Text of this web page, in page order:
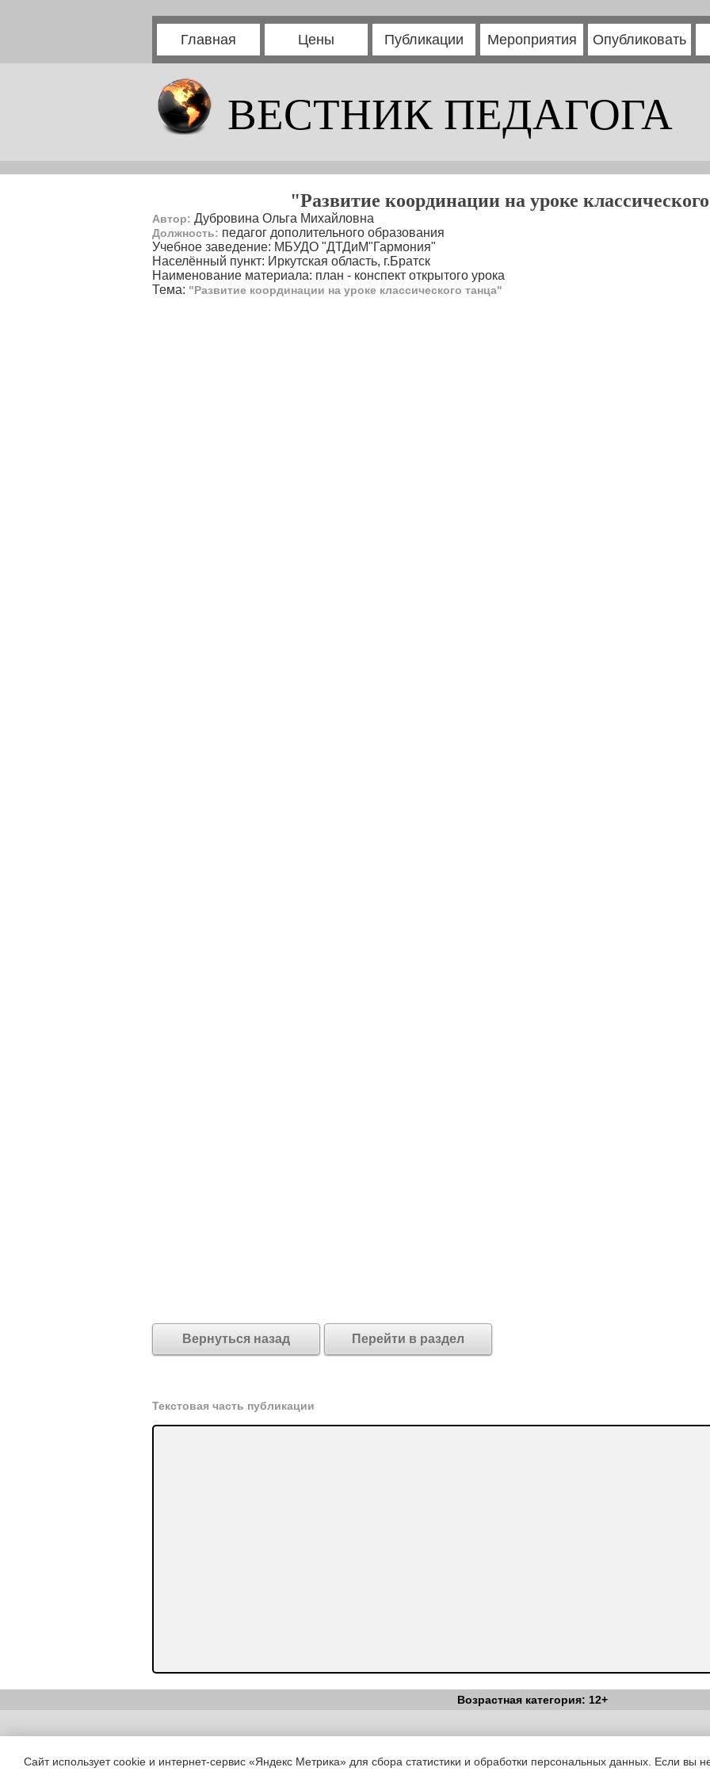
Главная Цены Публикации Мероприятия Опубликовать
ВЕСТНИК ПЕДАГОГА
"Развитие координации на уроке
Автор: Дубровина Ольга Михайловна
Должность: педагог дополительного образования
Учебное заведение: МБУДО "ДТДиМ"Гармония"
Населённый пункт: Иркутская область, г.Братск
Наименование материала: план - конспект открытого урока
Тема: "Развитие координации на уроке классического танца"
Вернуться назад Перейти в раздел
Текстовая часть публикации
Возрастная категория: 12+
Copyright (c) |Вестник Педагога|Об издании|Условия|Политика
Сайт использует cookie и интернет-сервис «Яндекс Метрика» для сбора статистики и обработки персональных данных. Если вы